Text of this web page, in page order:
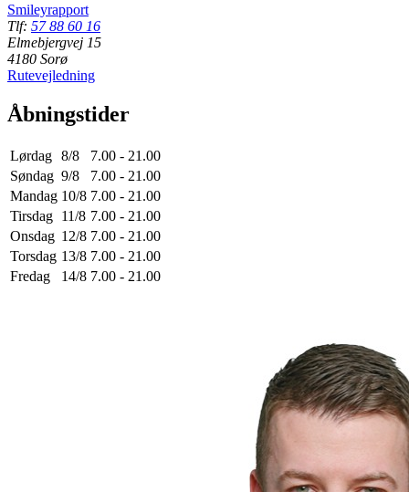
Smileyrapport
Tlf: 57 88 60 16
Elmebjergvej 15
4180 Sorø
Rutevejledning
Åbningstider
Lørdag 8/8
7.00 - 21.00
Søndag 9/8
7.00 - 21.00
Mandag 10/8 7.00 - 21.00
Tirsdag 11/8 7.00 - 21.00
Onsdag 12/8 7.00 - 21.00
Torsdag 13/8 7.00 - 21.00
Fredag
14/8 7.00 - 21.00